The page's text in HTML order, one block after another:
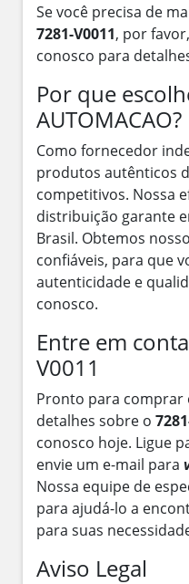
Se você precisa de
7281-V0011, por
conosco para
Por que
AUTOMACAO?
Como fornecedor
produtos autênticos
competitivos. Nossa
distribuição garante
Brasil. Obtemos
confiáveis, para que
autenticidade e
conosco.
Entre em
V0011
Pronto para comprar
detalhes sobre o
conosco hoje. Ligue
envie um e-mail para
Nossa equipe de
para ajudá-lo a
para suas
Aviso Legal